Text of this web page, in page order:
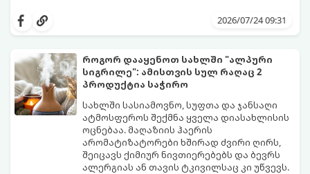
ეფექტური, ბიუჯეტური და აპრობირებული
ლაქების ამოყვანასა და პირვანდელი
სიახლის დაბრუნებას.
2026/07/24 09:31
როგორ დააყენოთ სახლში "ალპური
სიგრილე": ამისთვის სულ რაღაც 2
პროდუქტია საჭირო
სახლში სასიამოვნო, სუფთა და ჯანსაღი
ატმოსფეროს შექმნა ყველა დიასახლისის
ოცნებაა. მაღაზიის ჰაერის
არომატიზატორები ხშირად ძვირი ღირს,
შეიცავს ქიმიურ ნივთიერებებს და ბევრს
ალერგიას ან თავის ტკივილსაც კი უწვევს.